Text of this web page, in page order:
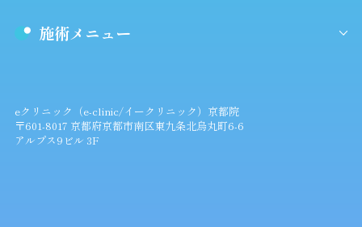
施術メニュー
eクリニック（e-clinic/イークリニック）京都院
〒601-8017 京都府京都市南区東九条北烏丸町6-6
アルプス9ビル 3F